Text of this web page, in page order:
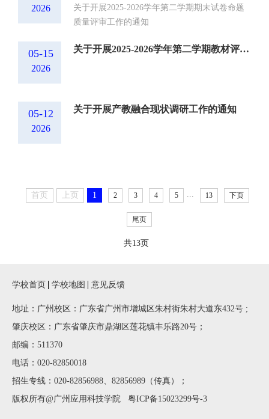
2026
关于开展2025-2026学年第二学期期末试卷命题
质量评审工作的通知
05-15
2026
关于开展2025-2026学年第二学期教材评估工作的通知
05-12
2026
关于开展产教融合现状调研工作的通知
首页 上页 1 2 3 4 5 ... 13 下页
尾页
共13页
学校首页 学校地图 意见反馈
地址：广州校区：广东省广州市增城区朱村街朱村大道东432号 ;
肇庆校区：广东省肇庆市鼎湖区莲花镇丰乐路20号；
邮编：511370
电话：020-82850018
招生专线：020-82856988、82856989（传真）；
版权所有@广州应用科技学院 粤ICP备15023299号-3